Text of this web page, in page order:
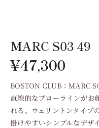
MARC S03 49
¥47,300
BOSTON CLUB：MARC
直線的なブローラインがお
れる、ウェリントンタイプ
掛けやすいシンプルなデザ